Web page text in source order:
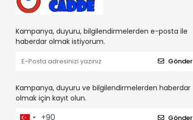
Gamze Bebek
Giochi Preziosi
Halit Can Oyuncak
HASBRO
HOT WHEELS
Karsan
Kampanya, duyuru, bilgilendirmelerden e-posta ile
haberdar olmak istiyorum.
Gönder
Kampanya, duyuru ve bilgilendirmelerden haberdar
olmak için kayıt olun.
Gönder